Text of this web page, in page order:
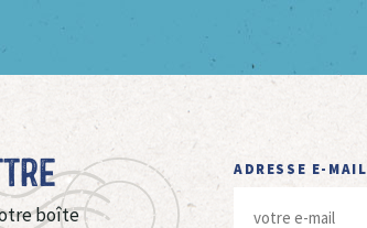
boîte
ADRESSE E-MAIL